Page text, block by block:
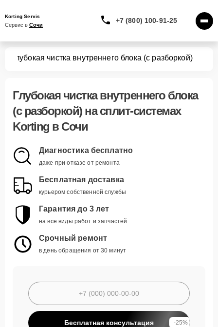
Korting Servis
Сервис в Сочи
+7 (800) 100-91-25
Глубокая чистка внутреннего блока (с разборкой)
Глубокая чистка внутреннего блока
(с разборкой)на сплит-системах
Korting в Сочи
Диагностика бесплатно
даже при отказе от ремонта
Бесплатная доставка
курьером собственной службы
Гарантия до 3 лет
на все виды работ и запчастей
Срочный ремонт
в день обращения от 30 минут
Бесплатная консультация -25%